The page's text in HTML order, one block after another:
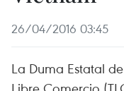
26/04/2016 03:45
La Duma Estatal